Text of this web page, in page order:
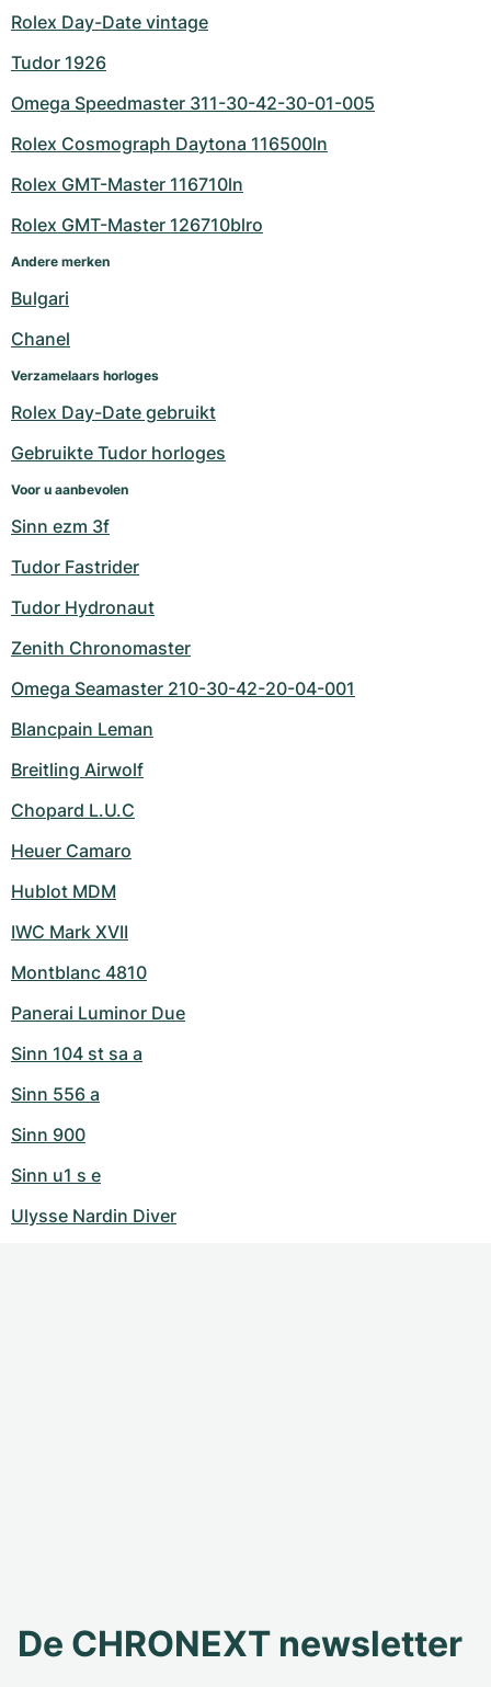
Rolex Day-Date vintage
Tudor 1926
Omega Speedmaster 311-30-42-30-01-005
Rolex Cosmograph Daytona 116500ln
Rolex GMT-Master 116710ln
Rolex GMT-Master 126710blro
Andere merken
Bulgari
Chanel
Verzamelaars horloges
Rolex Day-Date gebruikt
Gebruikte Tudor horloges
Voor u aanbevolen
Sinn ezm 3f
Tudor Fastrider
Tudor Hydronaut
Zenith Chronomaster
Omega Seamaster 210-30-42-20-04-001
Blancpain Leman
Breitling Airwolf
Chopard L.U.C
Heuer Camaro
Hublot MDM
IWC Mark XVII
Montblanc 4810
Panerai Luminor Due
Sinn 104 st sa a
Sinn 556 a
Sinn 900
Sinn u1 s e
Ulysse Nardin Diver
De CHRONEXT newsletter